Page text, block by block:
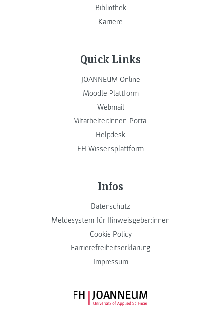
Bibliothek
Karriere
Quick Links
JOANNEUM Online
Moodle Plattform
Webmail
Mitarbeiter:innen-Portal
Helpdesk
FH Wissensplattform
Infos
Datenschutz
Meldesystem für Hinweisgeber:innen
Cookie Policy
Barrierefreiheitserklärung
Impressum
FH JOANNEUM Logo